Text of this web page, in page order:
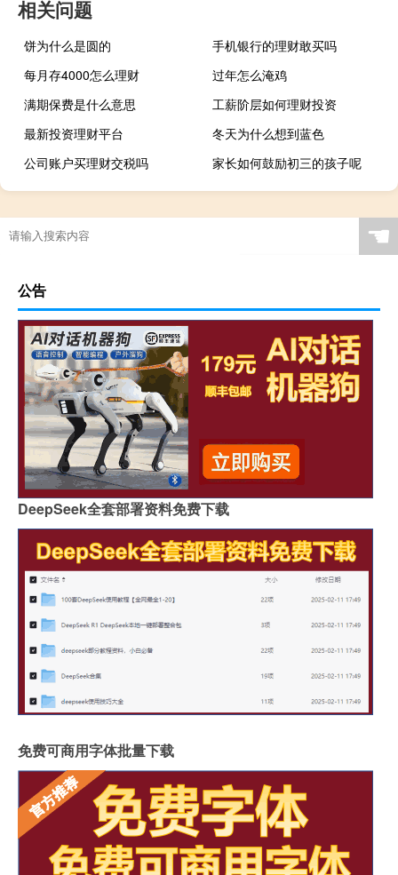
相关问题
饼为什么是圆的
手机银行的理财敢买吗
每月存4000怎么理财
过年怎么淹鸡
满期保费是什么意思
工薪阶层如何理财投资
最新投资理财平台
冬天为什么想到蓝色
公司账户买理财交税吗
家长如何鼓励初三的孩子呢
☚
公告
DeepSeek全套部署资料免费下载
免费可商用字体批量下载